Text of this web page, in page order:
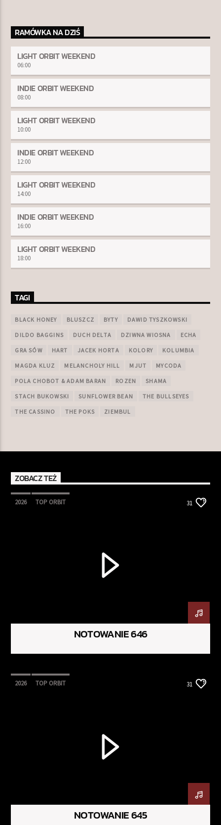
RAMÓWKA NA DZIŚ
LIGHT ORBIT WEEKEND
06:00
INDIE ORBIT WEEKEND
08:00
LIGHT ORBIT WEEKEND
10:00
INDIE ORBIT WEEKEND
12:00
LIGHT ORBIT WEEKEND
14:00
INDIE ORBIT WEEKEND
16:00
LIGHT ORBIT WEEKEND
18:00
TAGI
BLACK HONEY BLUSZCZ BYTY DAWID TYSZKOWSKI
DILDO BAGGINS DUCH DELTA DZIWNA WIOSNA ECHA
GRA SÓW HART JACEK HORTA KOLORY KOLUMBIA
MAGDA KLUZ MELANCHOLY HILL MJUT MYCODA
POLA CHOBOT & ADAM BARAN ROZEN SHAMA
STACH BUKOWSKI SUNFLOWER BEAN THE BULLSEYES
THE CASSINO THE POKS ZIEMBUL
ZOBACZ TEŻ
2026 TOP ORBIT 31
NOTOWANIE 646
2026 TOP ORBIT 31
NOTOWANIE 645